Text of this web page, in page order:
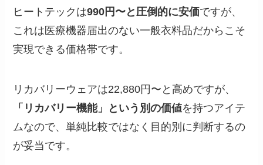
ヒートテックは990円〜と圧倒的に安価ですが、
これは医療機器届出のない一般衣料品だからこそ
実現できる価格帯です。
リカバリーウェアは22,880円〜と高めですが、
「リカバリー機能」という別の価値を持つアイテ
ムなので、単純比較ではなく目的別に判断するの
が妥当です。